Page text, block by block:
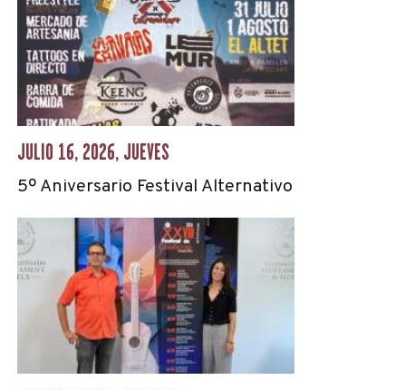
JULIO 16, 2026, JUEVES
5º Aniversario Festival Alternativo